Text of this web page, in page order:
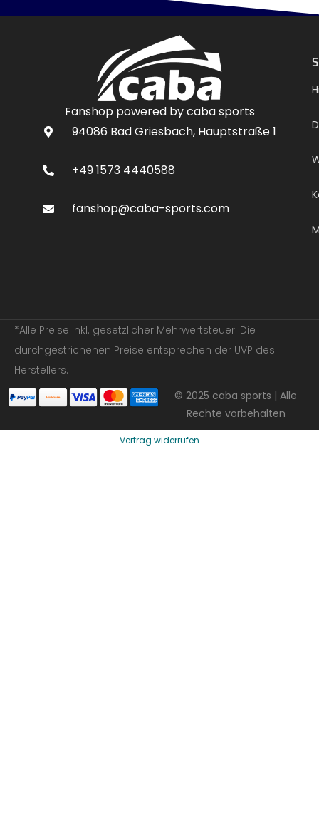
Fanshop powered by caba sports
94086 Bad Griesbach, Hauptstraße 1
+49 1573 4440588
fanshop@caba-sports.com
*Alle Preise inkl. gesetzlicher Mehrwertsteuer. Die
durchgestrichenen Preise entsprechen der UVP des
Herstellers.
© 2025 caba sports | Alle
Rechte vorbehalten
Vertrag widerrufen